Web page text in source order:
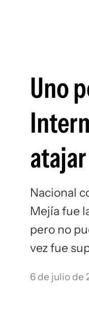
Uno
Nacional
Mejía fue
pero no
vez fue
6 de julio de